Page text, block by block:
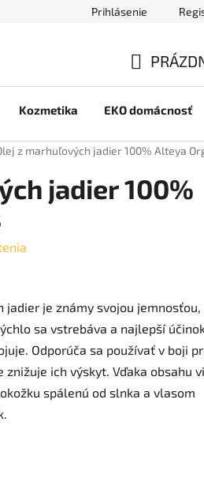
Prihlásenie
KOŠÍK
Kozmetika EKO domácnosť
z marhuľových jadier 100% Alteya
jadier 100%
jadier je známy svojou
sa vstrebáva a najlepší
Odporúča sa používať v boji
ich výskyt. Vďaka obsahu
spálenú od slnka a vlasom